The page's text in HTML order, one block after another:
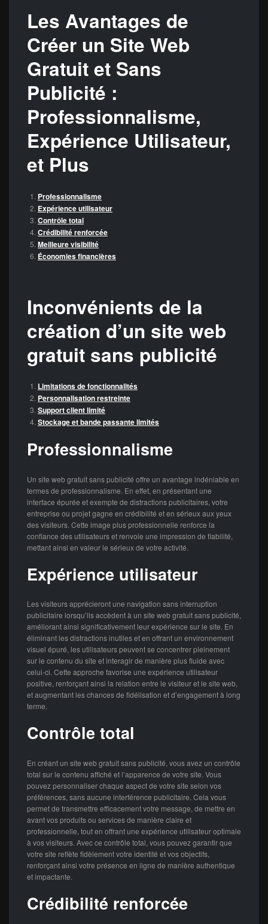
Les Avantages de
Créer un Site Web
Gratuit et Sans
Publicité :
Professionnalisme,
Expérience Utilisateur,
et Plus
Professionnalisme
Expérience utilisateur
Contrôle total
Crédibilité renforcée
Meilleure visibilité
Économies financières
Inconvénients de la
création d’un site web
gratuit sans publicité
Limitations de fonctionnalités
Personnalisation restreinte
Support client limité
Stockage et bande passante limités
Professionnalisme
Un site web gratuit sans publicité offre un avantage indéniable en
termes de professionnalisme. En effet, en présentant une
interface épurée et exempte de distractions publicitaires, votre
entreprise ou projet gagne en crédibilité et en sérieux aux yeux
des visiteurs. Cette image plus professionnelle renforce la
confiance des utilisateurs et renvoie une impression de fiabilité,
mettant ainsi en valeur le sérieux de votre activité.
Expérience utilisateur
Les visiteurs apprécieront une navigation sans interruption
publicitaire lorsqu’ils accèdent à un site web gratuit sans publicité,
améliorant ainsi significativement leur expérience sur le site. En
éliminant les distractions inutiles et en offrant un environnement
visuel épuré, les utilisateurs peuvent se concentrer pleinement
sur le contenu du site et interagir de manière plus fluide avec
celui-ci. Cette approche favorise une expérience utilisateur
positive, renforçant ainsi la relation entre le visiteur et le site web,
et augmentant les chances de fidélisation et d’engagement à long
terme.
Contrôle total
En créant un site web gratuit sans publicité, vous avez un contrôle
total sur le contenu affiché et l’apparence de votre site. Vous
pouvez personnaliser chaque aspect de votre site selon vos
préférences, sans aucune interférence publicitaire. Cela vous
permet de transmettre efficacement votre message, de mettre en
avant vos produits ou services de manière claire et
professionnelle, tout en offrant une expérience utilisateur optimale
à vos visiteurs. Avec ce contrôle total, vous pouvez garantir que
votre site reflète fidèlement votre identité et vos objectifs,
renforçant ainsi votre présence en ligne de manière authentique
et impactante.
Crédibilité renforcée